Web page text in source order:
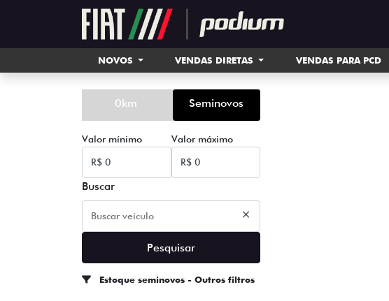
NOVOS VENDAS DIRETAS VENDAS PARA PCD
0km Seminovos
Valor mínimo Valor máximo
Buscar
Pesquisar
Estoque seminovos - Outros filtros